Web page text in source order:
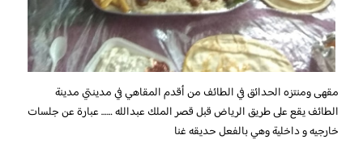
مقهى ومنتزه الحدائق في الطائف من أقدم المقاهي في مدينتي مدينة
الطائف يقع على طريق الرياض قبل قصر الملك عبدالله …… عبارة عن جلسات
خارجيه و داخلية وهي بالفعل حديقه غنا